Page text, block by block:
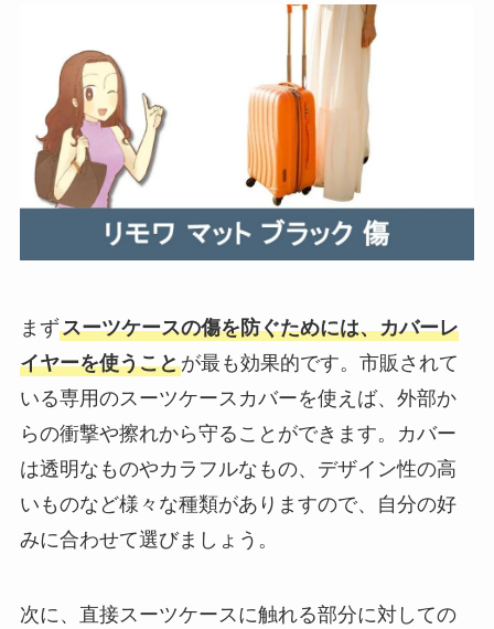
まずスーツケースの傷を防ぐためには、カバーレ
イヤーを使うことが最も効果的です。市販されて
いる専用のスーツケースカバーを使えば、外部か
らの衝撃や擦れから守ることができます。カバー
は透明なものやカラフルなもの、デザイン性の高
いものなど様々な種類がありますので、自分の好
みに合わせて選びましょう。
次に、直接スーツケースに触れる部分に対しての